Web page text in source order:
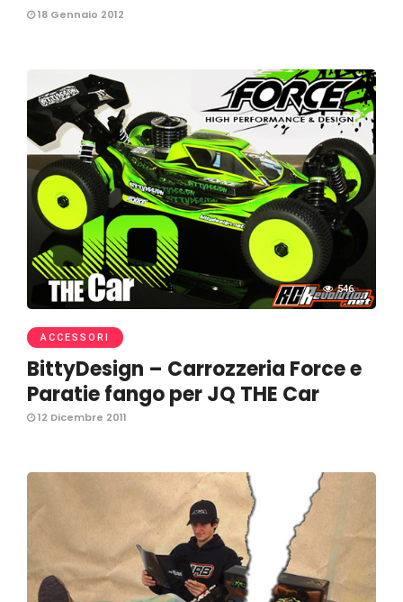
18 Gennaio 2012
546
ACCESSORI
BittyDesign – Carrozzeria Force e
Paratie fango per JQ THE Car
12 Dicembre 2011